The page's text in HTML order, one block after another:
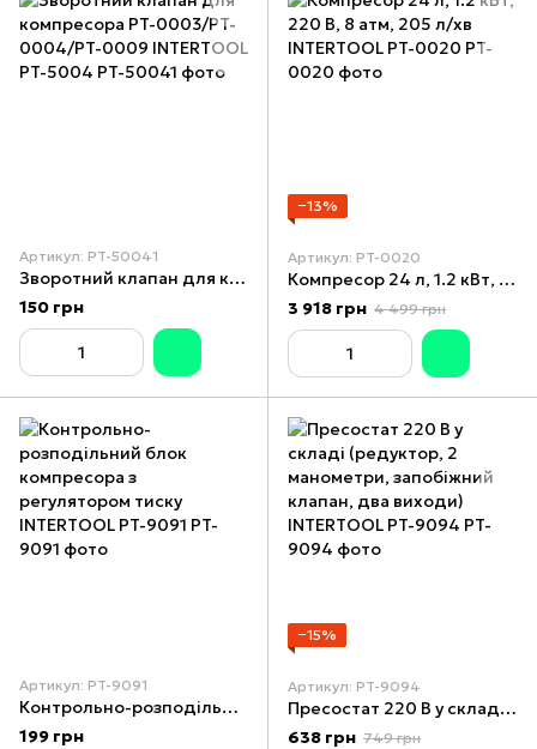
Артикул: PT-50041
Зворотний клапан для компресора PT-0003/PT-0004/PT-0009 INTERTOOL PT-5004
150 грн
−13%
Артикул: PT-0020
Компресор 24 л, 1.2 кВт, 220 В, 8 атм, 205 л/хв INTERTOOL PT-0020
3 918 грн 4 499 грн
Артикул: PT-9091
Контрольно-розподільний блок компресора з регулятором тиску INTERTOOL PT-9091
199 грн
−15%
Артикул: PT-9094
Пресостат 220 В у складі (редуктор, 2 манометри, запобіжний клапан, два виходи) INTERTOOL PT-9094
638 грн 749 грн